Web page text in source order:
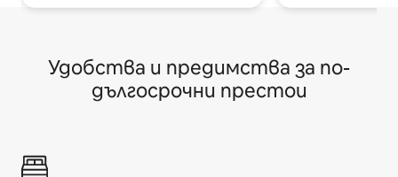
Удобства и предимства за по-
дългосрочни престои